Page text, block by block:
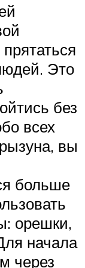
Это
без
всех
вы
больше
орешки,
начала
через